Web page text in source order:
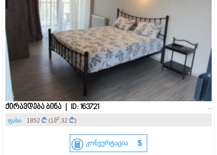
ქირავდება ბინა | ID: 163721 ..
ფასი 1852 (1მ2 32 )
კონვერტაცია $